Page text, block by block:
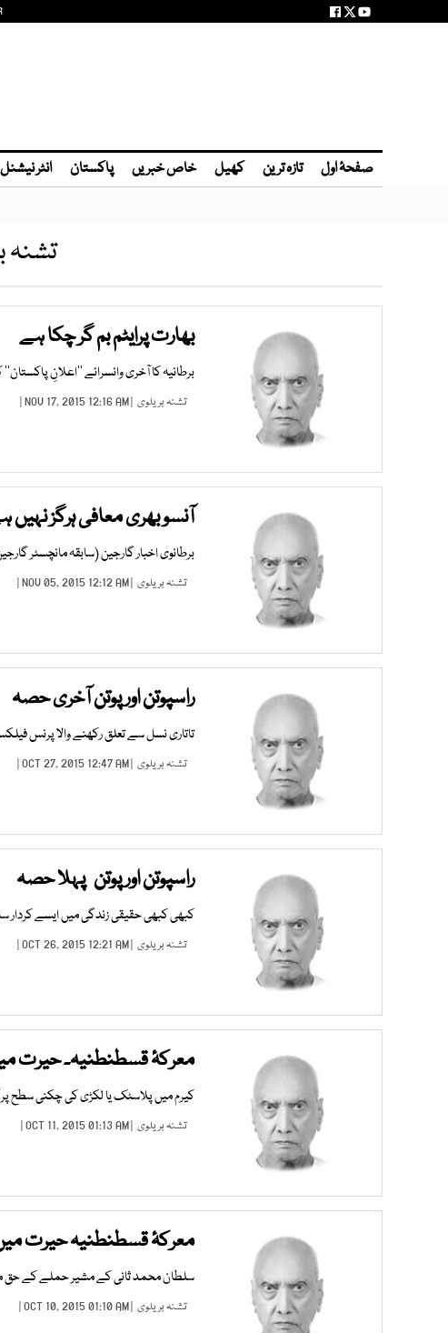
صفحۂ اول تازہ ترین کھیل خاص خبریں پاکستان انٹر نیشنل
تشنہ
بھارت پرایٹم بم گر چکا ہے
برطانیہ کا آخری وائسرائے ’’اعلانِ
تشنہ بریلوی | NOV 17, 2015 12:16 AM |
آنسو بھری معافی ہرگز
برطانوی اخبار گارجین (سابقہ مانچسٹر
تشنہ بریلوی | NOV 05, 2015 12:12 AM |
راسپوتن اور پوتن آخری حصہ
تاتاری نسل سے تعلق رکھنے والا پرنس
تشنہ بریلوی | OCT 27, 2015 12:47 AM |
راسپوتن اور پوتن پہلا حصہ
کبھی کبھی حقیقی زندگی میں ایسے کردار
تشنہ بریلوی | OCT 26, 2015 12:21 AM |
معرکۂ قسطنطنیہ۔ حیرت
کیرم میں پلاسٹک یا لکڑی کی چکنی سطح
تشنہ بریلوی | OCT 11, 2015 01:13 AM |
معرکۂ قسطنطنیہ حیرت
سلطان محمد ثانی کے مشیر حملے کے حق
تشنہ بریلوی | OCT 10, 2015 01:10 AM |